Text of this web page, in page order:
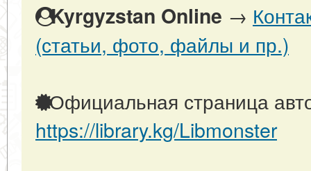
Kyrgyzstan Online →
(статьи, фото, файлы и пр.)
Официальная страница
https://library.kg/Libmonster